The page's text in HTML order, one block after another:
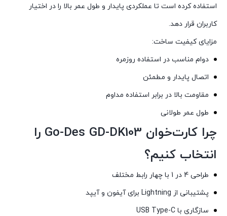
استفاده کرده است تا عملکردی پایدار و طول عمر بالا را در اختیار
کاربران قرار دهد.
مزایای کیفیت ساخت:
دوام مناسب در استفاده روزمره
اتصال پایدار و مطمئن
مقاومت بالا در برابر استفاده مداوم
طول عمر طولانی
چرا کارت‌خوان Go-Des GD-DK103 را
انتخاب کنیم؟
طراحی 4 در 1 با چهار رابط مختلف
پشتیبانی از Lightning برای آیفون و آیپد
سازگاری با USB Type-C